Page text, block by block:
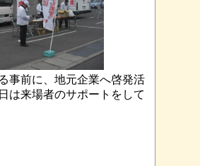
事前に、地元企業へ啓発活
は来場者のサポートをして